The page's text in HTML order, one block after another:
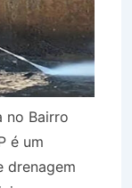
no Bairro
é um
drenagem